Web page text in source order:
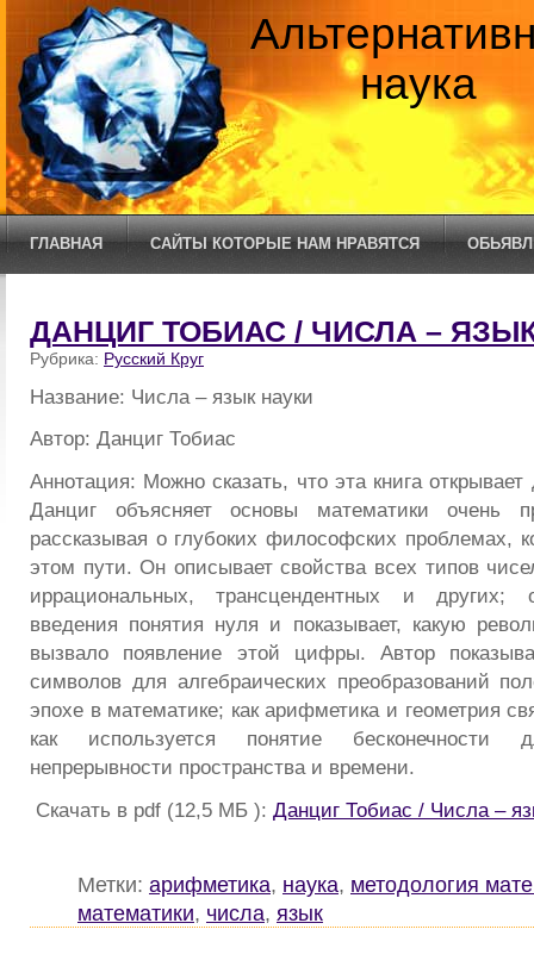
наука
ГЛАВНАЯ САЙТЫ КОТОРЫЕ НАМ НРАВЯТСЯ
ДАНЦИГ ТОБИАС / ЧИСЛА –
Рубрика: Русский Круг
Название: Числа – язык науки
Автор: Данциг Тобиас
Аннотация: Можно сказать, что эта книга открывает
Данциг объясняет основы математики очень
рассказывая о глубоких философских проблемах,
этом пути. Он описывает свойства всех типов
иррациональных, трансцендентных и других;
введения понятия нуля и показывает, какую
вызвало появление этой цифры. Автор
символов для алгебраических преобразований
эпохе в математике; как арифметика и геометрия
как используется понятие бесконечности
непрерывности пространства и времени.
Скачать в pdf (12,5 МБ ): Данциг Тобиас / Числа –
Метки: арифметика, наука, методология
математики, числа, язык